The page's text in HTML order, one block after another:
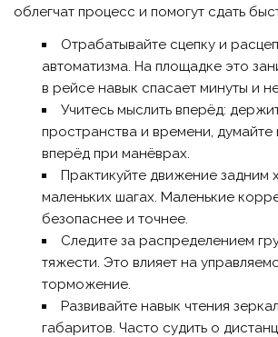
облегчат процесс и помогут сдать
Отрабатывайте сцепку и
автоматизма. На площадке это
в рейсе навык спасает минуты и
Учитесь мыслить вперёд:
пространства и времени, думайте
вперёд при манёврах.
Практикуйте движение задним
маленьких шагах. Маленькие
безопаснее и точнее.
Следите за распределением
тяжести. Это влияет на
торможение.
Развивайте навык чтения
габаритов. Часто судить о